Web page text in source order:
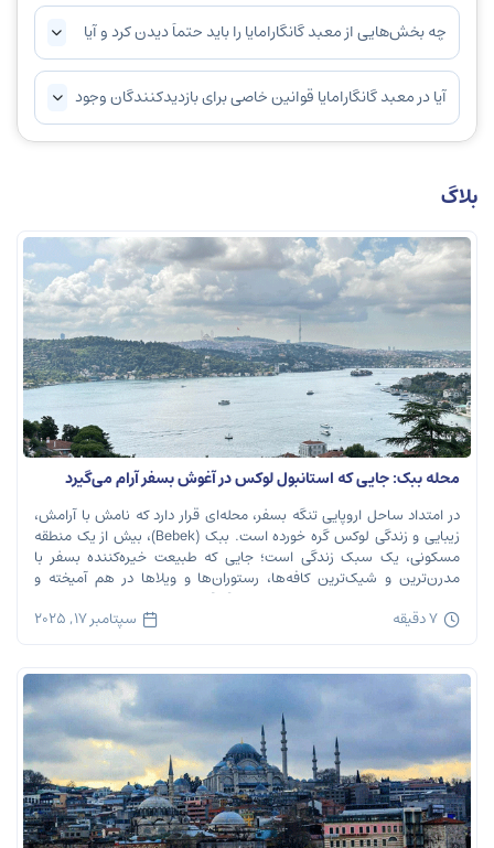
چه بخش‌هایی از معبد گانگارامایا را باید حتماً دیدن کرد و آیا
راهنما برای بازدید وجود دارد؟
آیا در معبد گانگارامایا قوانین خاصی برای بازدیدکنندگان وجود
دارد که باید رعایت شود؟
بلاگ
محله ببک: جایی که استانبول لوکس در آغوش بسفر آرام می‌گیرد
در امتداد ساحل اروپایی تنگه بسفر، محله‌ای قرار دارد که نامش با آرامش،
زیبایی و زندگی لوکس گره خورده است. ببک (Bebek)، بیش از یک منطقه
مسکونی، یک سبک زندگی است؛ جایی که طبیعت خیره‌کننده بسفر با
مدرن‌ترین و شیک‌ترین کافه‌ها، رستوران‌ها و ویلاها در هم آمیخته و
تصویری بی‌نظیر از استانبول معاصر را به […]
7 دقیقه سپتامبر 17, 2025